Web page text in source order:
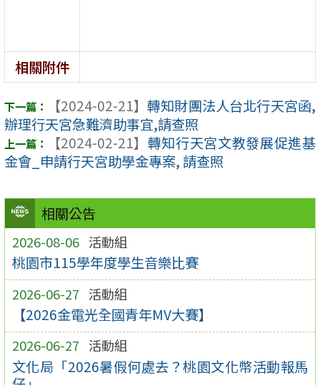
相關公告
2026-08-06 活動組
桃園市115學年度學生音樂比賽
2026-06-27 活動組
【2026金電光全國青年MV大賽】
2026-06-27 活動組
文化局「2026暑假何處去？桃園文化幣活動報馬
相關附件
【2024-02-21】 轉知財團法人台北行天宮函,
辦理行天宮急難濟助事宜,請查照
【2024-02-21】 轉知行天宮文教發展促進基
金會_申請行天宮助學金專案, 請查照